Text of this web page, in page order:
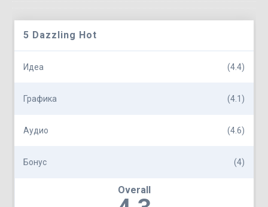
5 Dazzling Hot
Идеа (4.4)
Графика (4.1)
Аудио (4.6)
Бонус (4)
Overall